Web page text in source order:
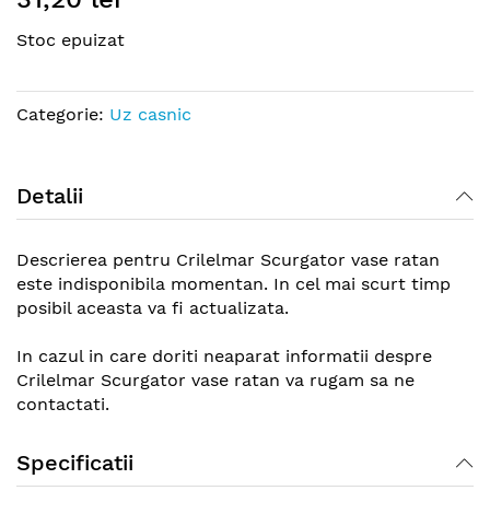
beginning
the
images
Stoc epuizat
Categorie: Uz casnic
Detalii
Descrierea pentru Crilelmar Scurgator vase ratan
este indisponibila momentan. In cel mai scurt timp
posibil aceasta va fi actualizata.
In cazul in care doriti neaparat informatii despre
Crilelmar Scurgator vase ratan va rugam sa ne
contactati.
Specificatii